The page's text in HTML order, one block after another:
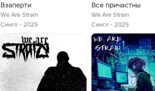
Взаперти
We Are Strain
Сингл
2025
Все причастны
We Are Strain
Сингл
2025